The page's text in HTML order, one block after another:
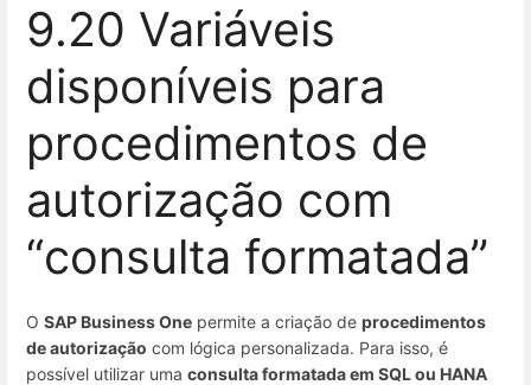
9.20 Variáveis
disponíveis para
procedimentos de
autorização com
“consulta formatada”
O SAP Business One permite a criação de procedimentos
de autorização com lógica personalizada. Para isso, é
possível utilizar uma consulta formatada em SQL ou HANA